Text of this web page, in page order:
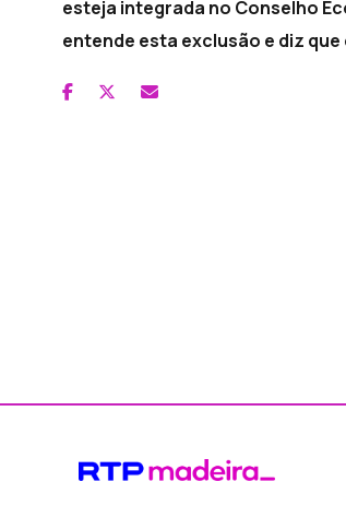
esteja integrada no Conselho
entende esta exclusão e diz